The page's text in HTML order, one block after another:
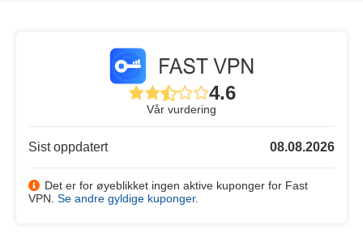
4.6
Vår vurdering
Sist oppdatert 08.08.2026
Det er for øyeblikket ingen aktive kuponger for Fast
VPN. Se andre gyldige kuponger.